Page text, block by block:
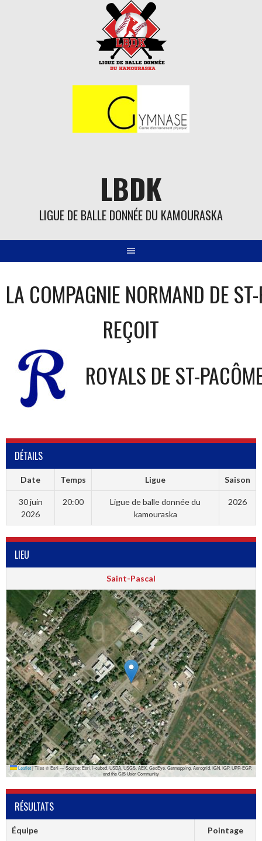
LBDK
LIGUE DE BALLE DONNÉE DU KAMOURASKA
LA COMPAGNIE NORMAND DE
REÇOIT
ROYALS DE ST-
DÉTAILS
Date Temps Ligue Saison
30 juin
2026
20:00
Ligue de balle donnée du
kamouraska
2026
LIEU
Saint-Pascal
Leaflet|Tiles © Esri — Source: Esri, i-cubed, USDA, USGS, AEX, GeoEye, Getmapping, Aerogrid, IGN, IGP, UPR-EGP,
and the GIS User Community
RÉSULTATS
Équipe Pointage